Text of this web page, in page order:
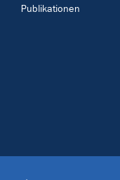
Publikationen